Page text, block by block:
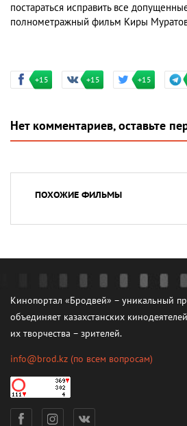
постараться исправить все
полнометражный фильм Киры
+15 +15 +15
Нет комментариев, оставьте
ПОХОЖИЕ ФИЛЬМЫ
Кинопортал «Бродвей» – уникальный
объединяет казахстанских
их творчества – зрителей.
info@brod.kz (по всем вопросам)